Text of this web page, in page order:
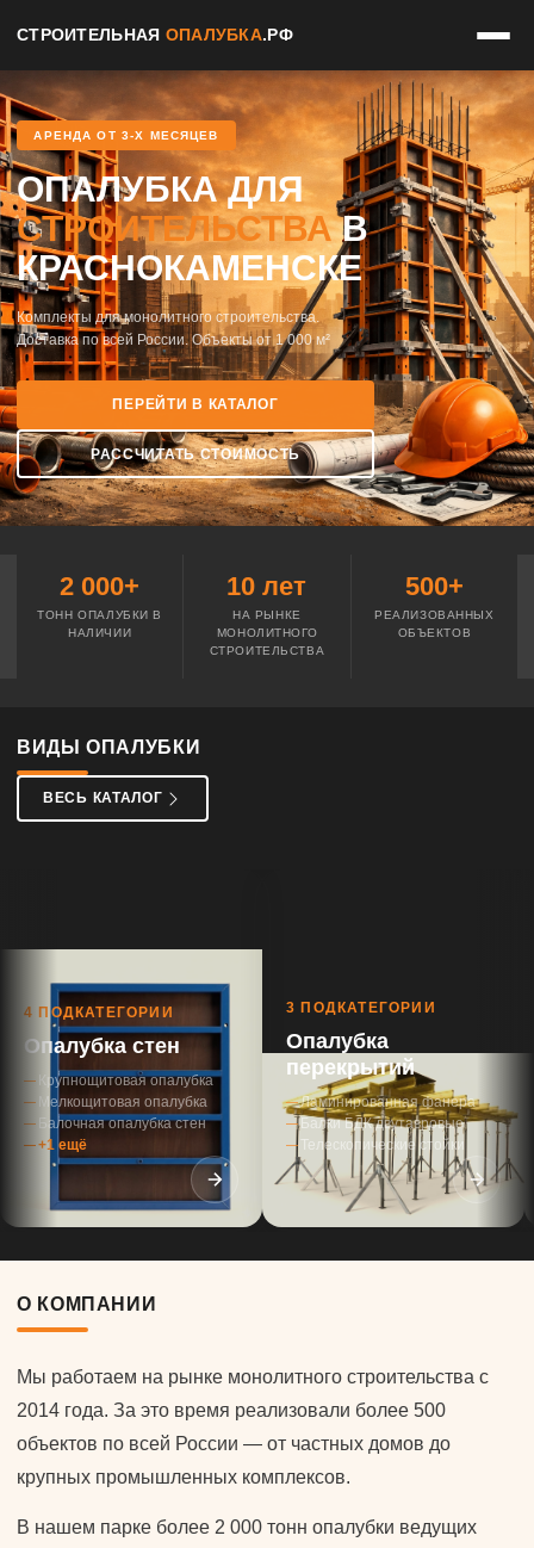
СТРОИТЕЛЬНАЯ ОПАЛУБКА.РФ
АРЕНДА ОТ 3-Х МЕСЯЦЕВ
ОПАЛУБКА ДЛЯ
СТРОИТЕЛЬСТВАВ
КРАСНОКАМЕНСКЕ
Комплекты для монолитного строительства.
Доставка по всей России. Объекты от 1 000 м²
ПЕРЕЙТИ В КАТАЛОГ
РАССЧИТАТЬ СТОИМОСТЬ
2 000+
ТОНН ОПАЛУБКИ В
НАЛИЧИИ
10 лет
НА РЫНКЕ
МОНОЛИТНОГО
СТРОИТЕЛЬСТВА
500+
РЕАЛИЗОВАННЫХ
ОБЪЕКТОВ
ВИДЫ ОПАЛУБКИ
ВЕСЬ КАТАЛОГ
4 ПОДКАТЕГОРИИ
Опалубка стен
Крупнощитовая опалубка
Мелкощитовая опалубка
Балочная опалубка стен
+1 ещё
3 ПОДКАТЕГОРИИ
Опалубка
перекрытий
Ламинированная фанера
Балки БДК двутавровые
Телескопические стойки
О КОМПАНИИ
Мы работаем на рынке монолитного строительства с
2014 года. За это время реализовали более 500
объектов по всей России — от частных домов до
крупных промышленных комплексов.
В нашем парке более 2 000 тонн опалубки ведущих